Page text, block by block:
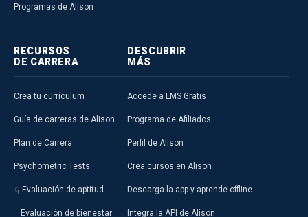
Programas de Alison
RECURSOS
DE CARRERA
Crea tu currículum
Guía de carreras de Alison
Plan de Carrera
Psychometric Tests
Evaluación de aptitud
Evaluación de bienestar
DESCUBRIR
MÁS
Accede a LMS Gratis
Programa de Afiliados
Perfil de Alison
Crea cursos en Alison
Descarga la app y aprende offline
Integra la API de Alison